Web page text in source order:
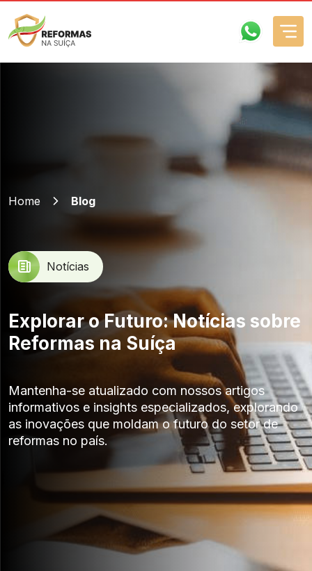
Empresa
FAQs
Home Blog
Notícias
Explorar o Futuro: Notícias sobre
Reformas na Suíça
Mantenha-se atualizado com nossos artigos
informativos e insights especializados, explorando
as inovações que moldam o futuro do setor de
reformas no país.